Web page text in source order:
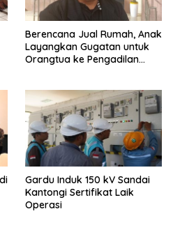
Berencana Jual Rumah, Anak
Layangkan Gugatan untuk
Orangtua ke Pengadilan
Gardu Induk 150 kV Sandai
Kantongi Sertifikat Laik
Operasi